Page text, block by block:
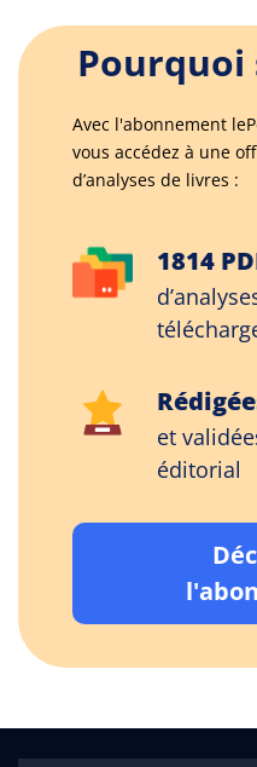
Pourquoi
Avec l'abonnement
vous accédez à une
d’analyses de livres :
1814
et
éditorial